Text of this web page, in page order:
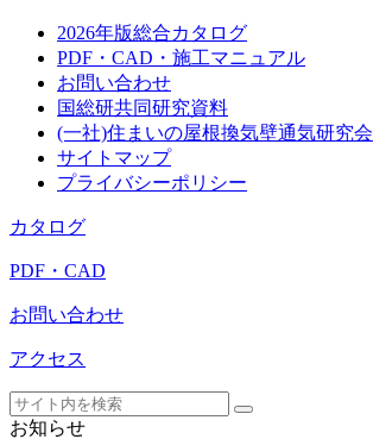
2026年版総合カタログ
PDF・CAD・施工マニュアル
お問い合わせ
国総研共同研究資料
(一社)住まいの屋根換気壁通気研究会
サイトマップ
プライバシーポリシー
カタログ
PDF・CAD
お問い合わせ
アクセス
お知らせ